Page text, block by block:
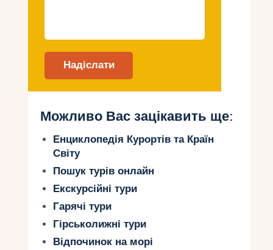
острова.
Найкращі національні
парки та стежки для
піших прогулянок
1. Національний парк Блек-
Рівер-Горжес
Цей парк – справжній рай для шанувальників
природи. Тут знаходиться один із найбільших
заповідників острова з густими лісами,
глибокими ущелинами та мальовничими
водоспадами.
Можливо Вас зацікавить ще:
Енциклопедія Курортів та Країн
Світу
Пошук турів онлайн
Екскурсійні тури
Гарячі тури
Гірськолижні тури
Відпочинок на морі